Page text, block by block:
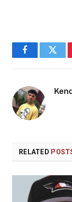
Facebook
RELATED